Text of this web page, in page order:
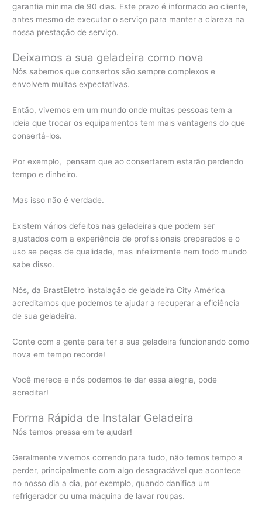
garantia minima de 90 dias. Este prazo é informado ao cliente,
antes mesmo de executar o serviço para manter a clareza na
nossa prestação de serviço.
Deixamos a sua geladeira como nova
Nós sabemos que consertos são sempre complexos e
envolvem muitas expectativas.
Então, vivemos em um mundo onde muitas pessoas tem a
ideia que trocar os equipamentos tem mais vantagens do que
consertá-los.
Por exemplo, pensam que ao consertarem estarão perdendo
tempo e dinheiro.
Mas isso não é verdade.
Existem vários defeitos nas geladeiras que podem ser
ajustados com a experiência de profissionais preparados e o
uso se peças de qualidade, mas infelizmente nem todo mundo
sabe disso.
Nós, da BrastEletro instalação de geladeira City América
acreditamos que podemos te ajudar a recuperar a eficiência
de sua geladeira.
Conte com a gente para ter a sua geladeira funcionando como
nova em tempo recorde!
Você merece e nós podemos te dar essa alegria, pode
acreditar!
Forma Rápida de Instalar Geladeira
Nós temos pressa em te ajudar!
Geralmente vivemos correndo para tudo, não temos tempo a
perder, principalmente com algo desagradável que acontece
no nosso dia a dia, por exemplo, quando danifica um
refrigerador ou uma máquina de lavar roupas.